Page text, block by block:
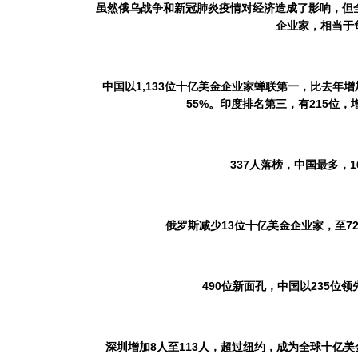
虽然俄乌战争和新冠肺炎疫情对经济造成了影响， 但
企业家，相当于
中国以1,133位十亿美金企业家蝉联第一，比去年增
55%。 印度排名第三，有215位，
337人落榜，中国最多，
俄罗斯减少13位十亿美金企业家，至72
490位新面孔，中国以235位领
深圳增加8人至113人，超过纽约，成为全球十亿